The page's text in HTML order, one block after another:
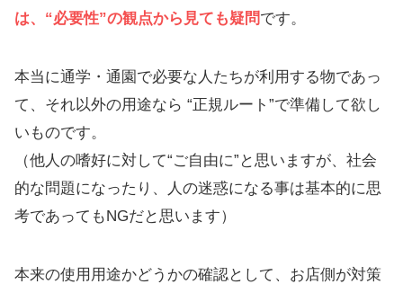
は、“必要性”の観点から見ても疑問です。
本当に通学・通園で必要な人たちが利用する物であっ
て、それ以外の用途なら “正規ルート”で準備して欲し
いものです。
（他人の嗜好に対して“ご自由に”と思いますが、社会
的な問題になったり、人の迷惑になる事は基本的に思
考であってもNGだと思います）
本来の使用用途かどうかの確認として、お店側が対策